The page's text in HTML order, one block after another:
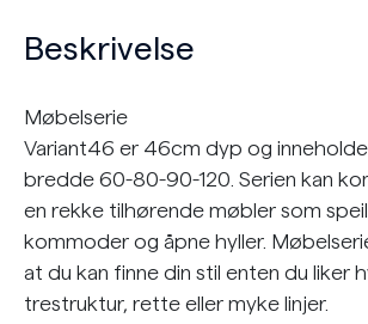
Beskrivelse
Møbelserie
Variant46 er 46cm dyp og
bredde 60-80-90-120. Serien kan
en rekke tilhørende møbler som
kommoder og åpne hyller.
at du kan finne din stil enten du liker
trestruktur, rette eller myke linjer.